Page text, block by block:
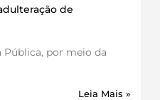
de
Pública, por meio da
Leia Mais »